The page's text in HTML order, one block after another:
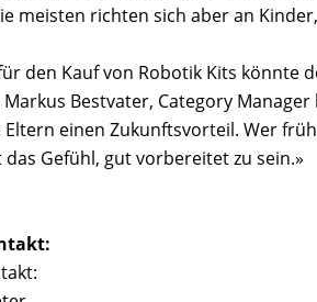
meisten richten sich aber an
den Kauf von Robotik Kits könnte
Bestvater, Category
Eltern einen Zukunftsvorteil. Wer
Gefühl, gut vorbereitet zu sein.»